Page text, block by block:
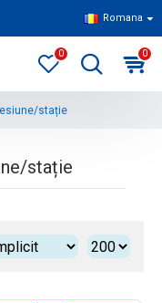
Romana
0 0
stație
stație